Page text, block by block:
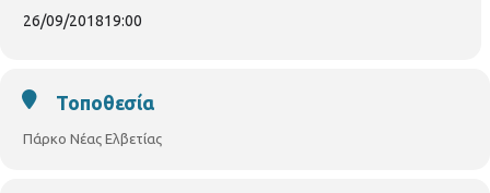
26/09/201819:00
Τοποθεσία
Πάρκο Νέας Ελβετίας